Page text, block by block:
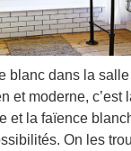
blanc dans la
et moderne, c’est
et la faïence
On les